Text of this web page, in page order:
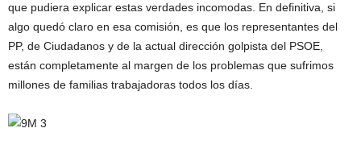
que pudiera explicar estas verdades incomodas. En definitiva, si
algo quedó claro en esa comisión, es que los representantes del
PP, de Ciudadanos y de la actual dirección golpista del PSOE,
están completamente al margen de los problemas que sufrimos
millones de familias trabajadoras todos los días.